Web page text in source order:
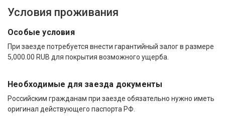
Условия проживания
Особые условия
При заезде потребуется внести гарантийный залог в размере
5,000.00 RUB для покрытия возможного ущерба.
Необходимые для заезда документы
Российским гражданам при заезде обязательно нужно иметь
оригинал действующего паспорта РФ.